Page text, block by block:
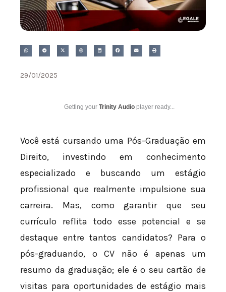
29/01/2025
Getting your Trinity Audio player ready...
Você está cursando uma Pós-Graduação em
Direito, investindo em conhecimento
especializado e buscando um estágio
profissional que realmente impulsione sua
carreira. Mas, como garantir que seu
currículo reflita todo esse potencial e se
destaque entre tantos candidatos? Para o
pós-graduando, o CV não é apenas um
resumo da graduação; ele é o seu cartão de
visitas para oportunidades de estágio mais